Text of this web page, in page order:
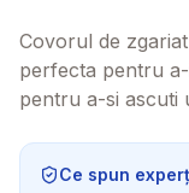
Covorul de
perfecta pentru
pentru a-si ascuti
protejeaza
casa ta.Ce spun